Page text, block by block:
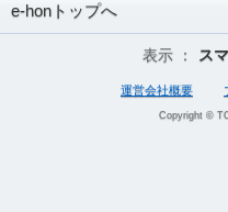
e-honトップへ
表示 ： ス
運営会社概要
Copyright ©